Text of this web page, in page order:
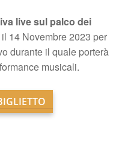
live sul palco dei
il 14 Novembre 2023 per
durante il quale porterà
musicali.